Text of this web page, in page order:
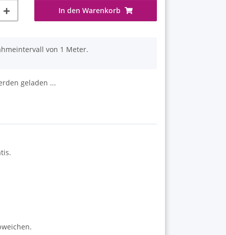
In den Warenkorb
von 1 Meter.
geladen ...